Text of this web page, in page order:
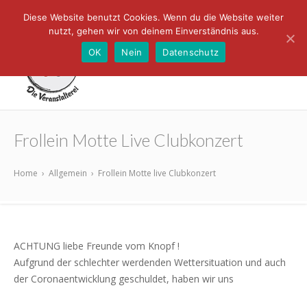
Das Knopf -
Die
Veranstalterei
Konzerte und
mehr in Ellerhoop
Frollein Motte Live Clubkonzert
Home › Allgemein › Frollein Motte live Clubkonzert
ACHTUNG liebe Freunde vom Knopf !
Aufgrund der schlechter werdenden Wettersituation und auch
der Coronaentwicklung geschuldet, haben wir uns
Diese Website benutzt Cookies. Wenn du die Website weiter
nutzt, gehen wir von deinem Einverständnis aus.
OK
Nein Datenschutz